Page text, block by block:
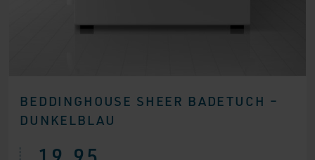
BEDDINGHOUSE SHEER BADETUCH –
DUNKELBLAU